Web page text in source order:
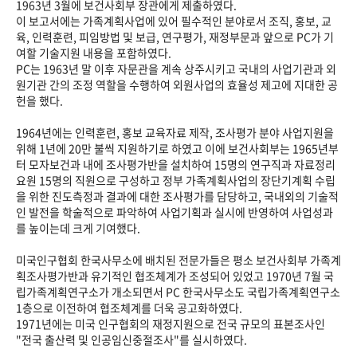
1963년 3월에 보건사회부 장관에게 제출하였다.
이 보고서에는 가족계획사업에 있어 필수적인 분야로서 조직, 홍보, 교
육, 인력훈련, 피임방법 및 보급, 연구평가, 재정부문과 앞으로 PC가 기
여할 기술지원 내용을 포함하였다.
PC는 1963년 말 이후 자문관을 계속 상주시키고 국내의 사업기관과 외
원기관 간의 조정 역할을 수행하여 외원사업의 효율성 제고에 지대한 공
헌을 했다.
1964년에는 인력훈련, 홍보 교육자료 제작, 조사평가 분야 사업지원을
위해 1년에 20만 불씩 지원하기로 하였고 이에 보건사회부는 1965년부
터 모자보건과 내에 조사평가반을 설치하여 15명의 연구직과 자료정리
요원 15명의 직원으로 구성하고 정부 가족계획사업의 장단기계획 수립
을 위한 진도측정과 결과에 대한 조사평가를 담당하고, 국내외의 기술적
인 발전을 학술적으로 파악하여 사업기획과 실시에 반영하여 사업성과
를 높이는데 크게 기여했다.
미국인구협회 한국사무소에 배치된 전문가들은 평소 보건사회부 가족계
획조사평가반과 유기적인 협조체계가 조성되어 있었고 1970년 7월 국
립가족계획연구소가 개소되면서 PC 한국사무소도 국립가족계획연구소
1층으로 이전하여 협조체계를 더욱 공고화하였다.
1971년에는 미국 인구협회의 재정지원으로 전국 규모의 표본조사인
"전국 출산력 및 인공임신중절조사"를 실시하였다.